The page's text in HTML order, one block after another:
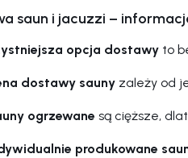
saun i jacuzzi –
opcja dostawy to
dostawy sauny zależy od
ogrzewane są cięższe,
produkowane